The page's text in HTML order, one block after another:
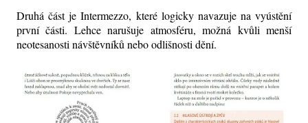
Druhá část je Intermezzo, které logicky navazuje na vyústění
první části. Lehce narušuje atmosféru, možná kvůli menší
neotesanosti návštěvníků nebo odlišnosti dění.